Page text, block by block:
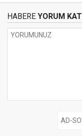
HABERE YORUM KAT